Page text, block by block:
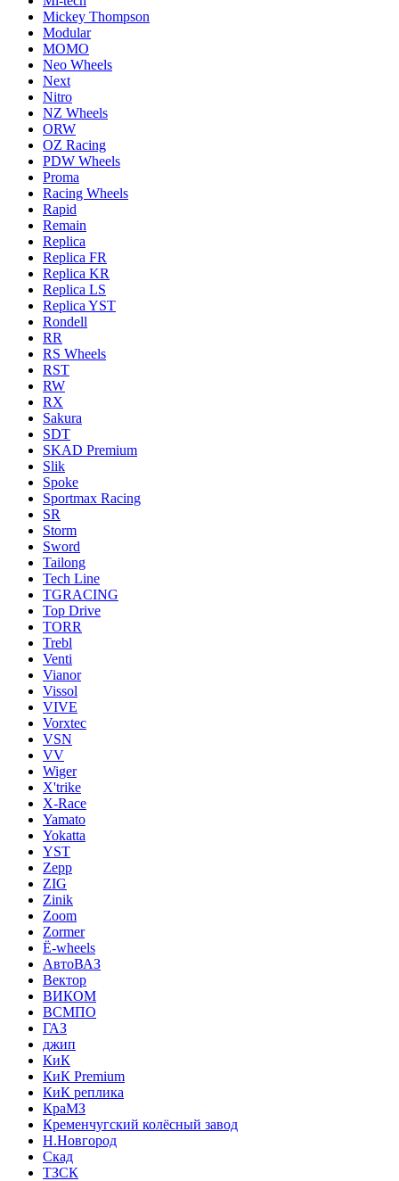
Mickey Thompson
Modular
MOMO
Neo Wheels
Next
Nitro
NZ Wheels
ORW
OZ Racing
PDW Wheels
Proma
Racing Wheels
Rapid
Remain
Replica
Replica FR
Replica KR
Replica LS
Replica YST
Rondell
RR
RS Wheels
RST
RW
RX
Sakura
SDT
SKAD Premium
Slik
Spoke
Sportmax Racing
SR
Storm
Sword
Tailong
Tech Line
TGRACING
Top Drive
TORR
Trebl
Venti
Vianor
Vissol
VIVE
Vorxtec
VSN
VV
Wiger
X'trike
X-Race
Yamato
Yokatta
YST
Zepp
ZIG
Zinik
Zoom
Zormer
Ё-wheels
АвтоВАЗ
Вектор
ВИКОМ
ВСМПО
ГАЗ
джип
КиК
КиК Premium
КиК реплика
КраМЗ
Кременчугский колёсный завод
Н.Новгород
Скад
ТЗСК